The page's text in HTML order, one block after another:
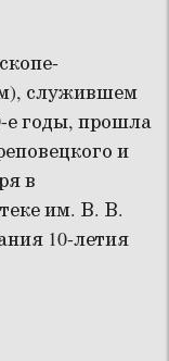
служившем
е годы, прошла
и
в
им. В. В.
10-летия